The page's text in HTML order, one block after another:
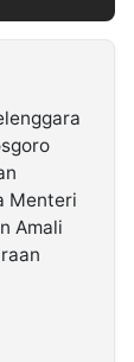
Menteri
Amali